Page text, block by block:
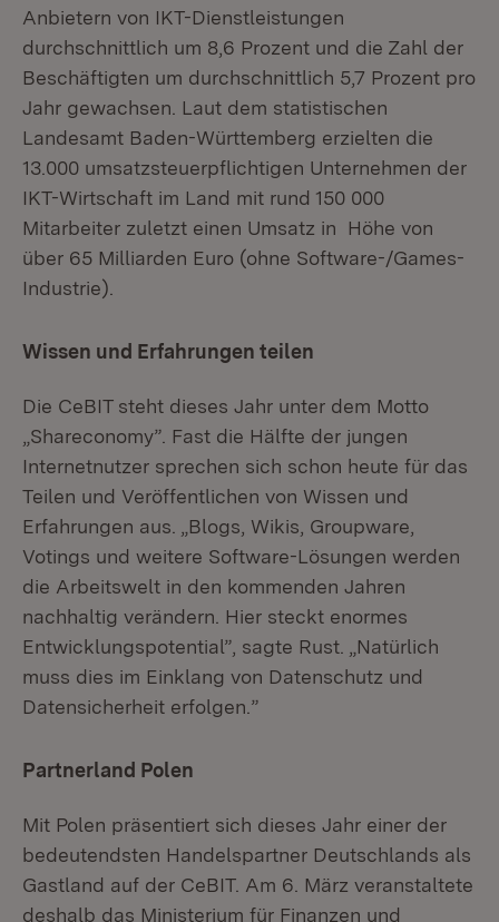
Anbietern von IKT-Dienstleistungen
durchschnittlich um 8,6 Prozent und die Zahl der
Beschäftigten um durchschnittlich 5,7 Prozent pro
Jahr gewachsen. Laut dem statistischen
Landesamt Baden-Württemberg erzielten die
13.000 umsatzsteuerpflichtigen Unternehmen der
IKT-Wirtschaft im Land mit rund 150 000
Mitarbeiter zuletzt einen Umsatz in Höhe von
über 65 Milliarden Euro (ohne Software-/Games-
Industrie).
Wissen und Erfahrungen teilen
Die CeBIT steht dieses Jahr unter dem Motto
„Shareconomy”. Fast die Hälfte der jungen
Internetnutzer sprechen sich schon heute für das
Teilen und Veröffentlichen von Wissen und
Erfahrungen aus. „Blogs, Wikis, Groupware,
Votings und weitere Software-Lösungen werden
die Arbeitswelt in den kommenden Jahren
nachhaltig verändern. Hier steckt enormes
Entwicklungspotential”, sagte Rust. „Natürlich
muss dies im Einklang von Datenschutz und
Datensicherheit erfolgen.”
Partnerland Polen
Mit Polen präsentiert sich dieses Jahr einer der
bedeutendsten Handelspartner Deutschlands als
Gastland auf der CeBIT. Am 6. März veranstaltete
deshalb das Ministerium für Finanzen und